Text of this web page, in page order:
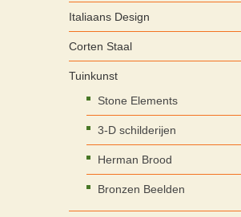
Italiaans Design
Corten Staal
Tuinkunst
Stone Elements
3-D schilderijen
Herman Brood
Bronzen Beelden